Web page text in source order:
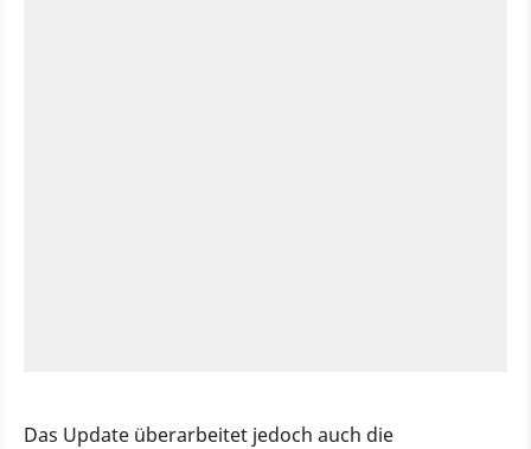
Das Update überarbeitet jedoch auch die